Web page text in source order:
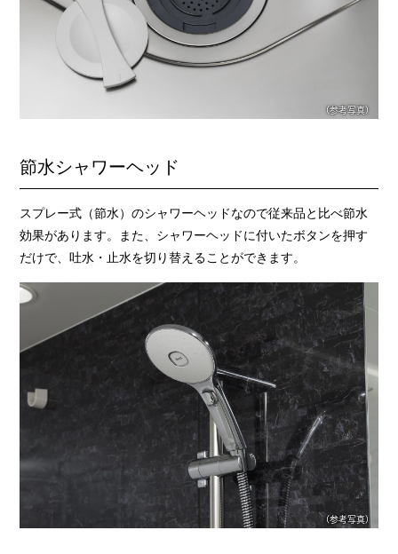
（参考写真）
（参考写真）
節水シャワーヘッド
スプレー式（節水）のシャワーヘッドなので従来品と比べ節水
効果があります。また、シャワーヘッドに付いたボタンを押す
だけで、吐水・止水を切り替えることができます。